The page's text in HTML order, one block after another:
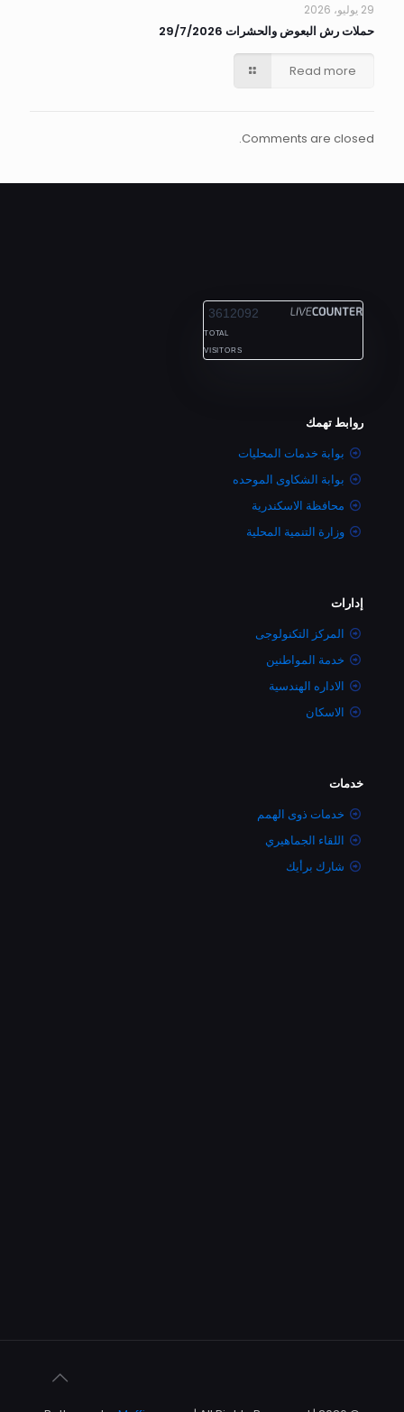
29 يوليو، 2026
حملات رش البعوض والحشرات 29/7/2026
Read more
Comments are closed.
3612092
TOTAL
VISITORS
روابط تهمك
بوابة خدمات المحليات
بوابة الشكاوى الموحده
محافظة الاسكندرية
وزارة التنمية المحلية
إدارات
المركز التكنولوجى
خدمة المواطنين
الاداره الهندسية
الاسكان
خدمات
خدمات ذوى الهمم
اللقاء الجماهيري
شارك برأيك